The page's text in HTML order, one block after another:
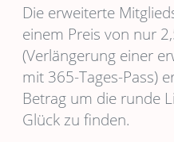
Die erweiterte
einem Preis von nur
(Verlängerung einer
mit 365-Tages-Pass)
Betrag um die runde
Glück zu finden.